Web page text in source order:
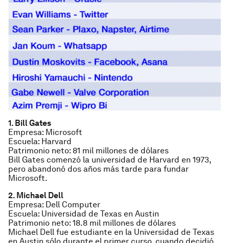
1. Bill Gates
Empresa: Microsoft
Escuela: Harvard
Patrimonio neto: 81 mil millones de dólares
Bill Gates comenzó la universidad de Harvard en 1973,
pero abandonó dos años más tarde para fundar
Microsoft.
2. Michael Dell
Empresa: Dell Computer
Escuela: Universidad de Texas en Austin
Patrimonio neto: 18.8 mil millones de dólares
Michael Dell fue estudiante en la Universidad de Texas